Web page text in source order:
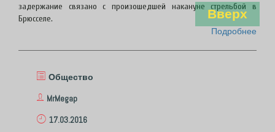
Вверх
задержание связано с произошедшей накануне стрельбой в
Брюсселе.
Подробнее
Общество
MrMegap
17.03.2016